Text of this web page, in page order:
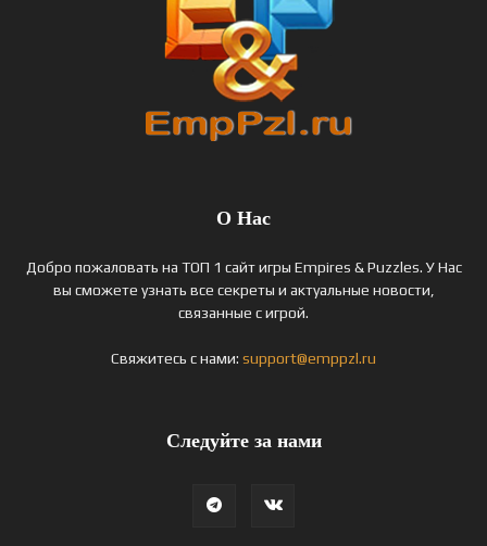
О Нас
Добро пожаловать на ТОП 1 сайт игры Empires & Puzzles. У Нас
вы сможете узнать все секреты и актуальные новости,
связанные с игрой.
Свяжитесь с нами: support@emppzl.ru
Следуйте за нами